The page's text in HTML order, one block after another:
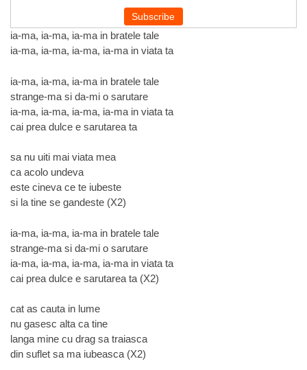
ia-ma, ia-ma, ia-ma in bratele tale
ia-ma, ia-ma, ia-ma, ia-ma in viata ta
ia-ma, ia-ma, ia-ma in bratele tale
strange-ma si da-mi o sarutare
ia-ma, ia-ma, ia-ma, ia-ma in viata ta
cai prea dulce e sarutarea ta
sa nu uiti mai viata mea
ca acolo undeva
este cineva ce te iubeste
si la tine se gandeste (X2)
ia-ma, ia-ma, ia-ma in bratele tale
strange-ma si da-mi o sarutare
ia-ma, ia-ma, ia-ma, ia-ma in viata ta
cai prea dulce e sarutarea ta (X2)
cat as cauta in lume
nu gasesc alta ca tine
langa mine cu drag sa traiasca
din suflet sa ma iubeasca (X2)